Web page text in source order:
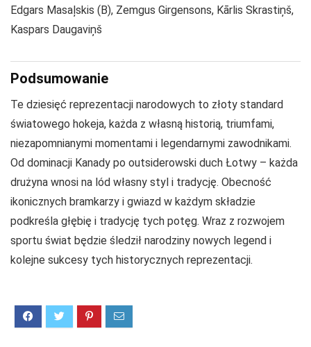
Edgars Masaļskis (B), Zemgus Girgensons, Kārlis Skrastiņš,
Kaspars Daugaviņš
Podsumowanie
Te dziesięć reprezentacji narodowych to złoty standard
światowego hokeja, każda z własną historią, triumfami,
niezapomnianymi momentami i legendarnymi zawodnikami.
Od dominacji Kanady po outsiderowski duch Łotwy – każda
drużyna wnosi na lód własny styl i tradycję. Obecność
ikonicznych bramkarzy i gwiazd w każdym składzie
podkreśla głębię i tradycję tych potęg. Wraz z rozwojem
sportu świat będzie śledził narodziny nowych legend i
kolejne sukcesy tych historycznych reprezentacji.